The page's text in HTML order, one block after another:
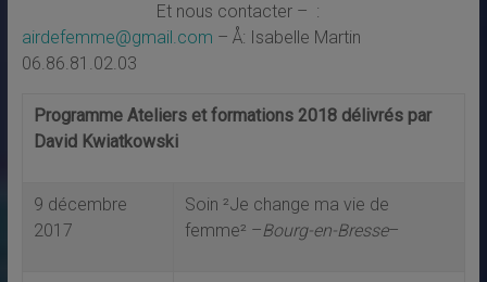
Et nous contacter –  :
airdefemme@gmail.com – Å: Isabelle Martin
06.86.81.02.03
Programme Ateliers et formations 2018 délivrés par
David Kwiatkowski
9 décembre
2017
Soin ²Je change ma vie de
femme² –Bourg-en-Bresse–